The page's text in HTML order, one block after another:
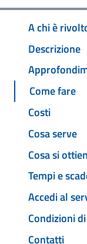
A chi è
Descrizione
Come fare
Costi
Cosa serve
Cosa si
Tempi e
Accedi al
Condizioni
Contatti